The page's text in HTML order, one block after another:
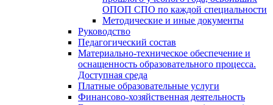
ОПОП СПО по каждой специальности
Методические и иные документы
Руководство
Педагогический состав
Материально-техническое обеспечение и
оснащенность образовательного процесса.
Доступная среда
Платные образовательные услуги
Финансово-хозяйственная деятельность